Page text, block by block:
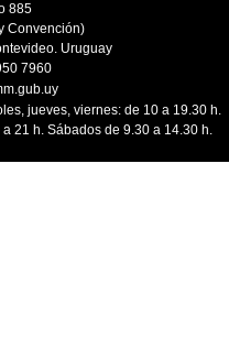
885
Convención)
Uruguay
7960
jueves, viernes: de 10 a 19.30 h.
a 21 h. Sábados de 9.30 a 14.30 h.